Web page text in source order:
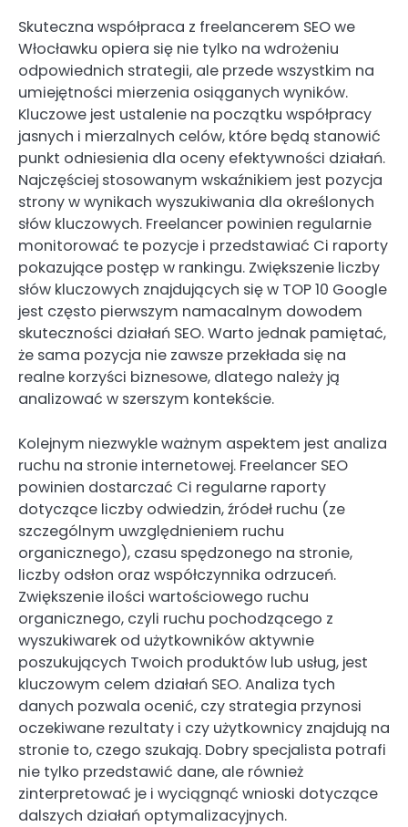
Skuteczna współpraca z freelancerem SEO we
Włocławku opiera się nie tylko na wdrożeniu
odpowiednich strategii, ale przede wszystkim na
umiejętności mierzenia osiąganych wyników.
Kluczowe jest ustalenie na początku współpracy
jasnych i mierzalnych celów, które będą stanowić
punkt odniesienia dla oceny efektywności działań.
Najczęściej stosowanym wskaźnikiem jest pozycja
strony w wynikach wyszukiwania dla określonych
słów kluczowych. Freelancer powinien regularnie
monitorować te pozycje i przedstawiać Ci raporty
pokazujące postęp w rankingu. Zwiększenie liczby
słów kluczowych znajdujących się w TOP 10 Google
jest często pierwszym namacalnym dowodem
skuteczności działań SEO. Warto jednak pamiętać,
że sama pozycja nie zawsze przekłada się na
realne korzyści biznesowe, dlatego należy ją
analizować w szerszym kontekście.
Kolejnym niezwykle ważnym aspektem jest analiza
ruchu na stronie internetowej. Freelancer SEO
powinien dostarczać Ci regularne raporty
dotyczące liczby odwiedzin, źródeł ruchu (ze
szczególnym uwzględnieniem ruchu
organicznego), czasu spędzonego na stronie,
liczby odsłon oraz współczynnika odrzuceń.
Zwiększenie ilości wartościowego ruchu
organicznego, czyli ruchu pochodzącego z
wyszukiwarek od użytkowników aktywnie
poszukujących Twoich produktów lub usług, jest
kluczowym celem działań SEO. Analiza tych
danych pozwala ocenić, czy strategia przynosi
oczekiwane rezultaty i czy użytkownicy znajdują na
stronie to, czego szukają. Dobry specjalista potrafi
nie tylko przedstawić dane, ale również
zinterpretować je i wyciągnąć wnioski dotyczące
dalszych działań optymalizacyjnych.